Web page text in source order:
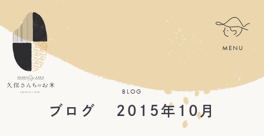
BLOG
ブログ 2015年10月